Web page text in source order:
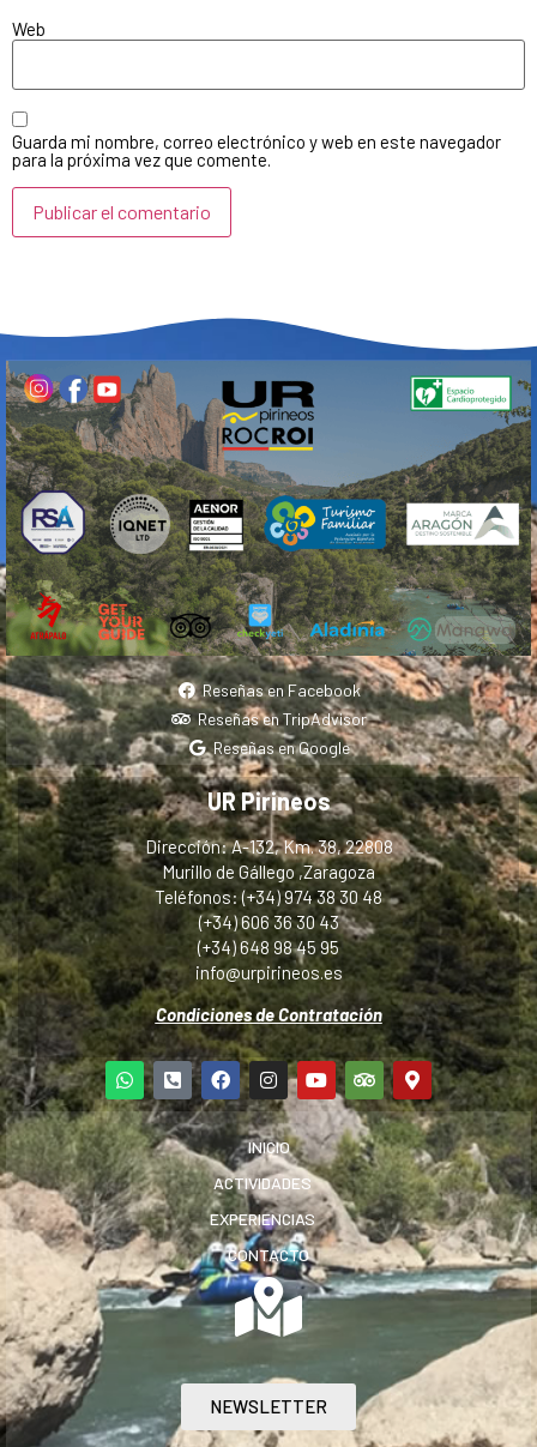
Web
Guarda mi nombre, correo electrónico y web en este navegador
para la próxima vez que comente.
Reseñas en Facebook
Reseñas en TripAdvisor
Reseñas en Google
UR Pirineos
Dirección: A-132, Km. 38, 22808
Murillo de Gállego ,Zaragoza
Teléfonos: (+34) 974 38 30 48
(+34) 606 36 30 43
(+34) 648 98 45 95
info@urpirineos.es
Condiciones de Contratación
INICIO
ACTIVIDADES
EXPERIENCIAS
CONTACTO
NEWSLETTER